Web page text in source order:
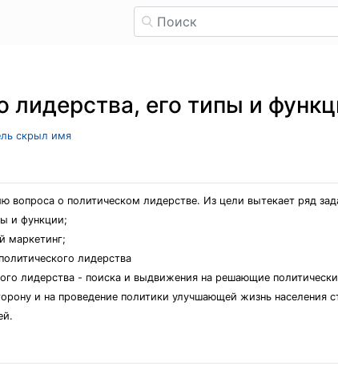
лидерства, его типы и
скрыл имя
вопроса о политическом лидерстве. Из цели вытекает ряд
и функции;
маркетинг;
лидерства
лидерства - поиска и выдвижения на решающие
и на проведение политики улучшающей жизнь населения